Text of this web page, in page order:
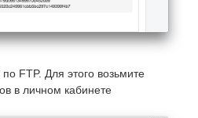
FTP. Для этого возьмите
в личном кабинете